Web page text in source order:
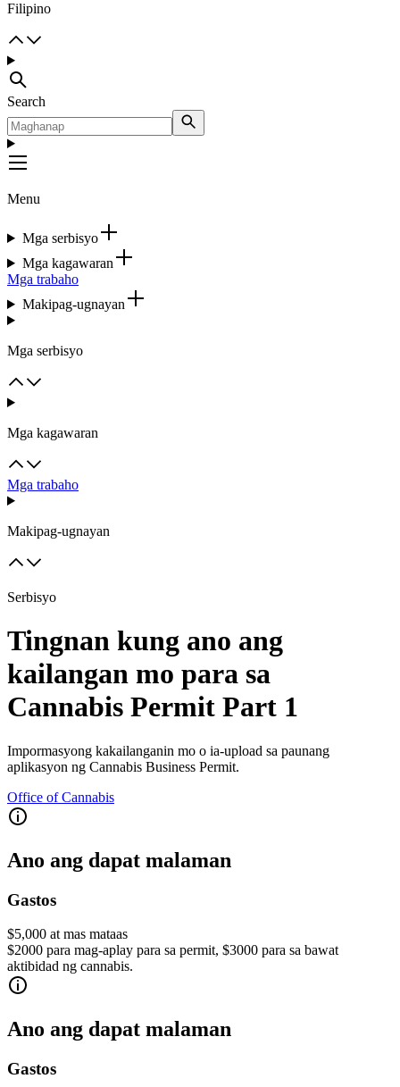
Filipino
Search
Menu
Mga serbisyo
Mga kagawaran
Mga trabaho
Makipag-ugnayan
Mga serbisyo
Mga kagawaran
Mga trabaho
Makipag-ugnayan
Serbisyo
Tingnan kung ano ang
kailangan mo para sa
Cannabis Permit Part 1
Impormasyong kakailanganin mo o ia-upload sa paunang
aplikasyon ng Cannabis Business Permit.
Office of Cannabis
Ano ang dapat malaman
Gastos
$5,000 at mas mataas
$2000 para mag-aplay para sa permit, $3000 para sa bawat
aktibidad ng cannabis.
Ano ang dapat malaman
Gastos